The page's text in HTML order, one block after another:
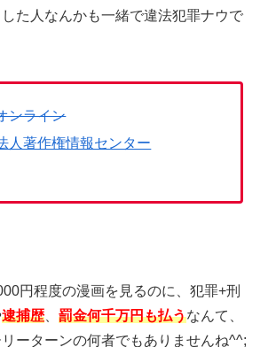
た人なんかも一緒で違法犯罪ナウで
ンライン
人著作権情報センター
円程度の漫画を見るのに、犯罪+刑
逮捕歴、 罰金何千万円も払うなんて、
ーターンの何者でもありませんね^^;